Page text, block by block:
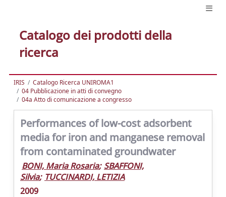
Catalogo dei prodotti della
ricerca
IRIS
Catalogo Ricerca UNIROMA1
04 Pubblicazione in atti di convegno
04a Atto di comunicazione a congresso
Performances of low-cost adsorbent
media for iron and manganese removal
from contaminated groundwater
BONI, Maria Rosaria; SBAFFONI,
Silvia; TUCCINARDI, LETIZIA
2009